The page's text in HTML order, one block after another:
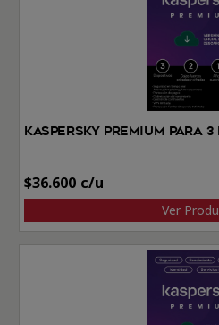
Kaspersky Premium Para 3
$36.600
Ver